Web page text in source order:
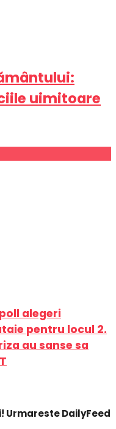
uimitoare
alegeri
pentru locul 2.
au sanse sa
Urmareste DailyFeed